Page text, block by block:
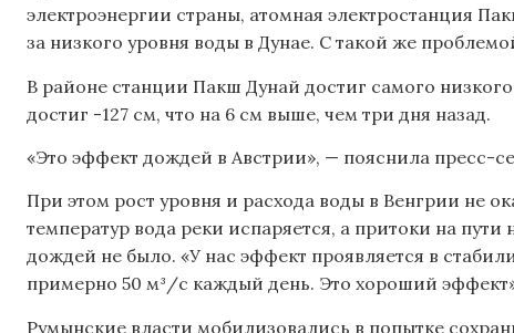
электроэнергии страны, атомная электростанция
за низкого уровня воды в Дунае. С такой же
В районе станции Пакш Дунай достиг самого
достиг -127 см, что на 6 см выше, чем три дня назад.
«Это эффект дождей в Австрии», — пояснила пресс-
При этом рост уровня и расхода воды в Венгрии не
температур вода реки испаряется, а притоки на
дождей не было. «У нас эффект проявляется в
примерно 50 м³/с каждый день. Это хороший
Румынские власти мобилизовались в попытке